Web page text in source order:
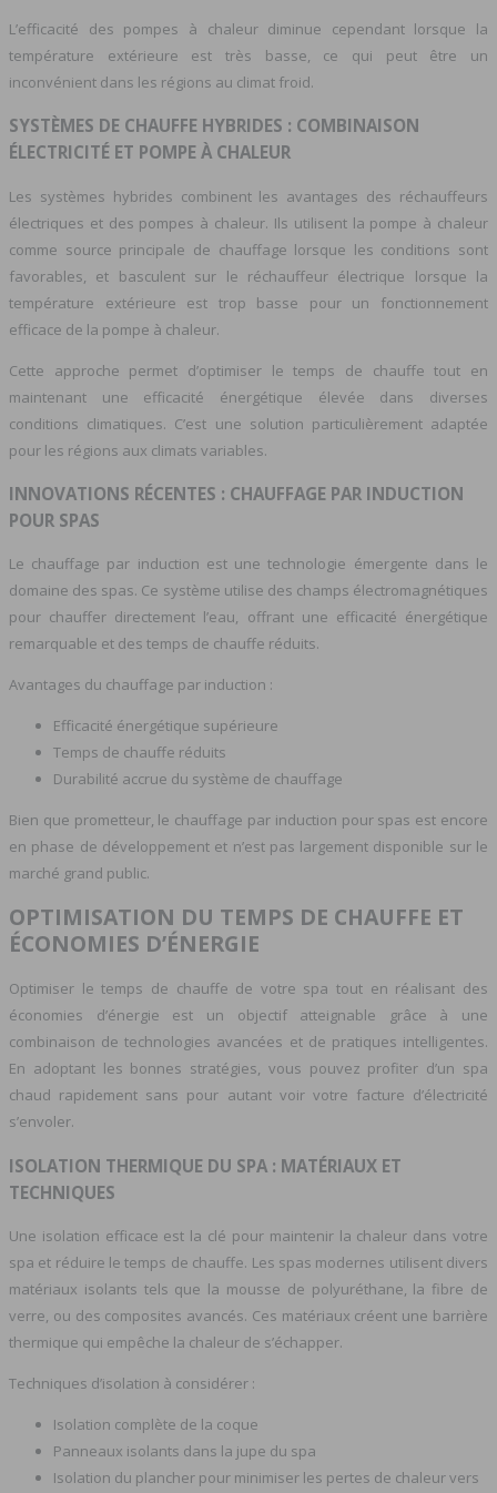
L’efficacité des pompes à chaleur diminue cependant lorsque la
température extérieure est très basse, ce qui peut être un
inconvénient dans les régions au climat froid.
SYSTÈMES DE CHAUFFE HYBRIDES : COMBINAISON
ÉLECTRICITÉ ET POMPE À CHALEUR
Les systèmes hybrides combinent les avantages des réchauffeurs
électriques et des pompes à chaleur. Ils utilisent la pompe à chaleur
comme source principale de chauffage lorsque les conditions sont
favorables, et basculent sur le réchauffeur électrique lorsque la
température extérieure est trop basse pour un fonctionnement
efficace de la pompe à chaleur.
Cette approche permet d’optimiser le temps de chauffe tout en
maintenant une efficacité énergétique élevée dans diverses
conditions climatiques. C’est une solution particulièrement adaptée
pour les régions aux climats variables.
INNOVATIONS RÉCENTES : CHAUFFAGE PAR INDUCTION
POUR SPAS
Le chauffage par induction est une technologie émergente dans le
domaine des spas. Ce système utilise des champs électromagnétiques
pour chauffer directement l’eau, offrant une efficacité énergétique
remarquable et des temps de chauffe réduits.
Avantages du chauffage par induction :
Efficacité énergétique supérieure
Temps de chauffe réduits
Durabilité accrue du système de chauffage
Bien que prometteur, le chauffage par induction pour spas est encore
en phase de développement et n’est pas largement disponible sur le
marché grand public.
OPTIMISATION DU TEMPS DE CHAUFFE ET
ÉCONOMIES D’ÉNERGIE
Optimiser le temps de chauffe de votre spa tout en réalisant des
économies d’énergie est un objectif atteignable grâce à une
combinaison de technologies avancées et de pratiques intelligentes.
En adoptant les bonnes stratégies, vous pouvez profiter d’un spa
chaud rapidement sans pour autant voir votre facture d’électricité
s’envoler.
ISOLATION THERMIQUE DU SPA : MATÉRIAUX ET
TECHNIQUES
Une isolation efficace est la clé pour maintenir la chaleur dans votre
spa et réduire le temps de chauffe. Les spas modernes utilisent divers
matériaux isolants tels que la mousse de polyuréthane, la fibre de
verre, ou des composites avancés. Ces matériaux créent une barrière
thermique qui empêche la chaleur de s’échapper.
Techniques d’isolation à considérer :
Isolation complète de la coque
Panneaux isolants dans la jupe du spa
Isolation du plancher pour minimiser les pertes de chaleur vers